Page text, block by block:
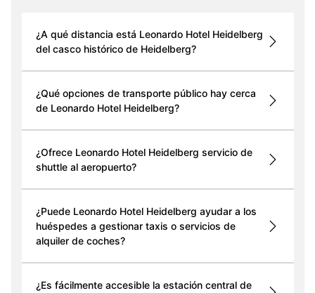
¿A qué distancia está Leonardo Hotel Heidelberg
del casco histórico de Heidelberg?
¿Qué opciones de transporte público hay cerca
de Leonardo Hotel Heidelberg?
¿Ofrece Leonardo Hotel Heidelberg servicio de
shuttle al aeropuerto?
¿Puede Leonardo Hotel Heidelberg ayudar a los
huéspedes a gestionar taxis o servicios de
alquiler de coches?
¿Es fácilmente accesible la estación central de